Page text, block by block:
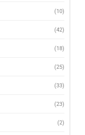
(10)
(42)
(18)
(25)
(33)
(23)
(2)